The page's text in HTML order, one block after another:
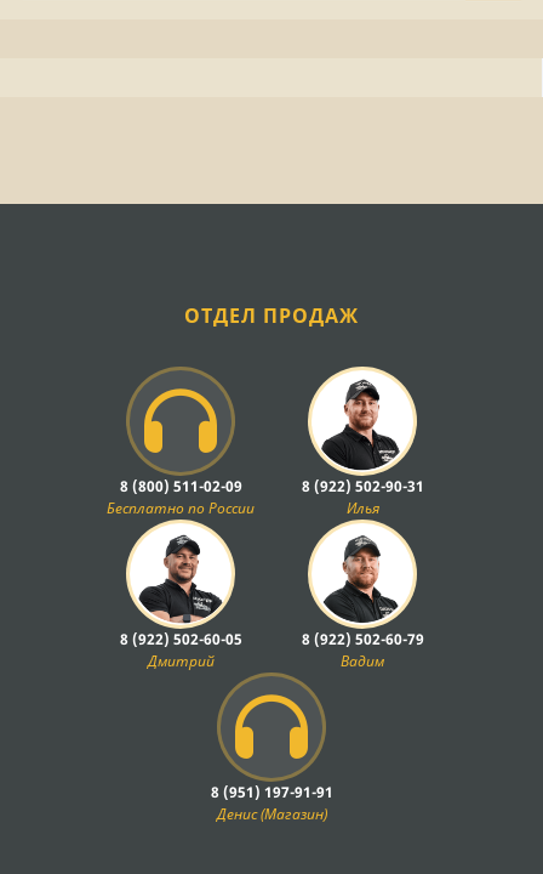
ОТДЕЛ ПРОДАЖ
8 (800) 511-02-09
Бесплатно по России
8 (922) 502-90-31
Илья
8 (922) 502-60-05
Дмитрий
8 (922) 502-60-79
Вадим
8 (951) 197-91-91
Денис (Магазин)